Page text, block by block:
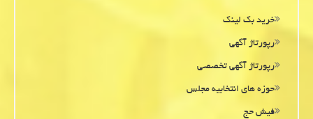
خرید بک لینک
رپورتاژ آگهی
رپورتاژ آگهی تخصصی
حوزه های انتخابیه مجلس
فیش حج